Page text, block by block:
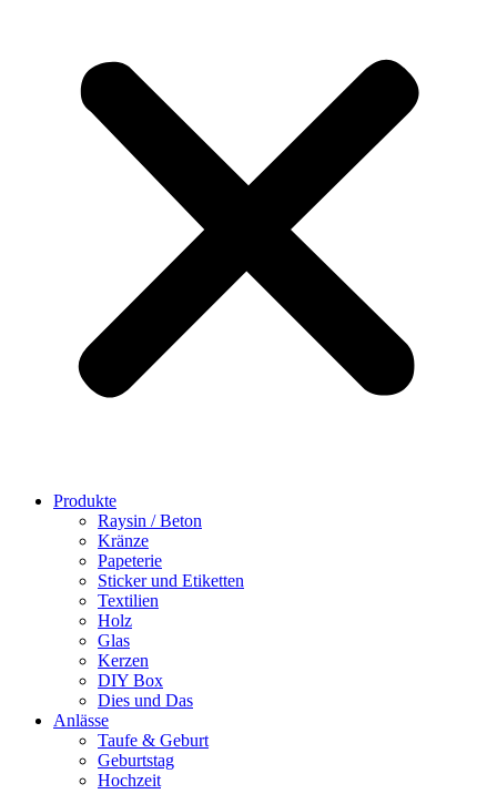
Produkte
Raysin / Beton
Kränze
Papeterie
Sticker und Etiketten
Textilien
Holz
Glas
Kerzen
DIY Box
Dies und Das
Anlässe
Taufe & Geburt
Geburtstag
Hochzeit